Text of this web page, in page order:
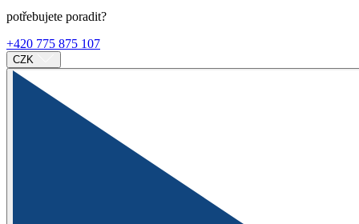
potřebujete poradit?
+420 775 875 107
CZK